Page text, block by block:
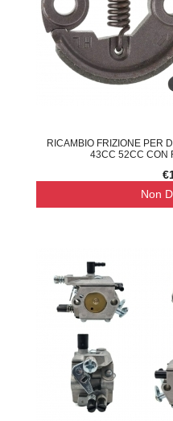
RICAMBIO FRIZIONE PER
43CC 52CC CON
Non